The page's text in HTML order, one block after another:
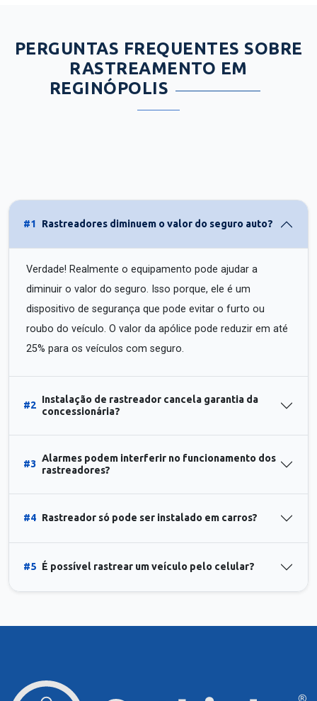
PERGUNTAS FREQUENTES SOBRE
RASTREAMENTO EM
REGINÓPOLIS
#1 Rastreadores diminuem o valor do seguro auto?
Verdade! Realmente o equipamento pode ajudar a
diminuir o valor do seguro. Isso porque, ele é um
dispositivo de segurança que pode evitar o furto ou
roubo do veículo. O valor da apólice pode reduzir em até
25% para os veículos com seguro.
#2
Instalação de rastreador cancela garantia da
concessionária?
#3
Alarmes podem interferir no funcionamento dos
rastreadores?
#4 Rastreador só pode ser instalado em carros?
#5 É possível rastrear um veículo pelo celular?